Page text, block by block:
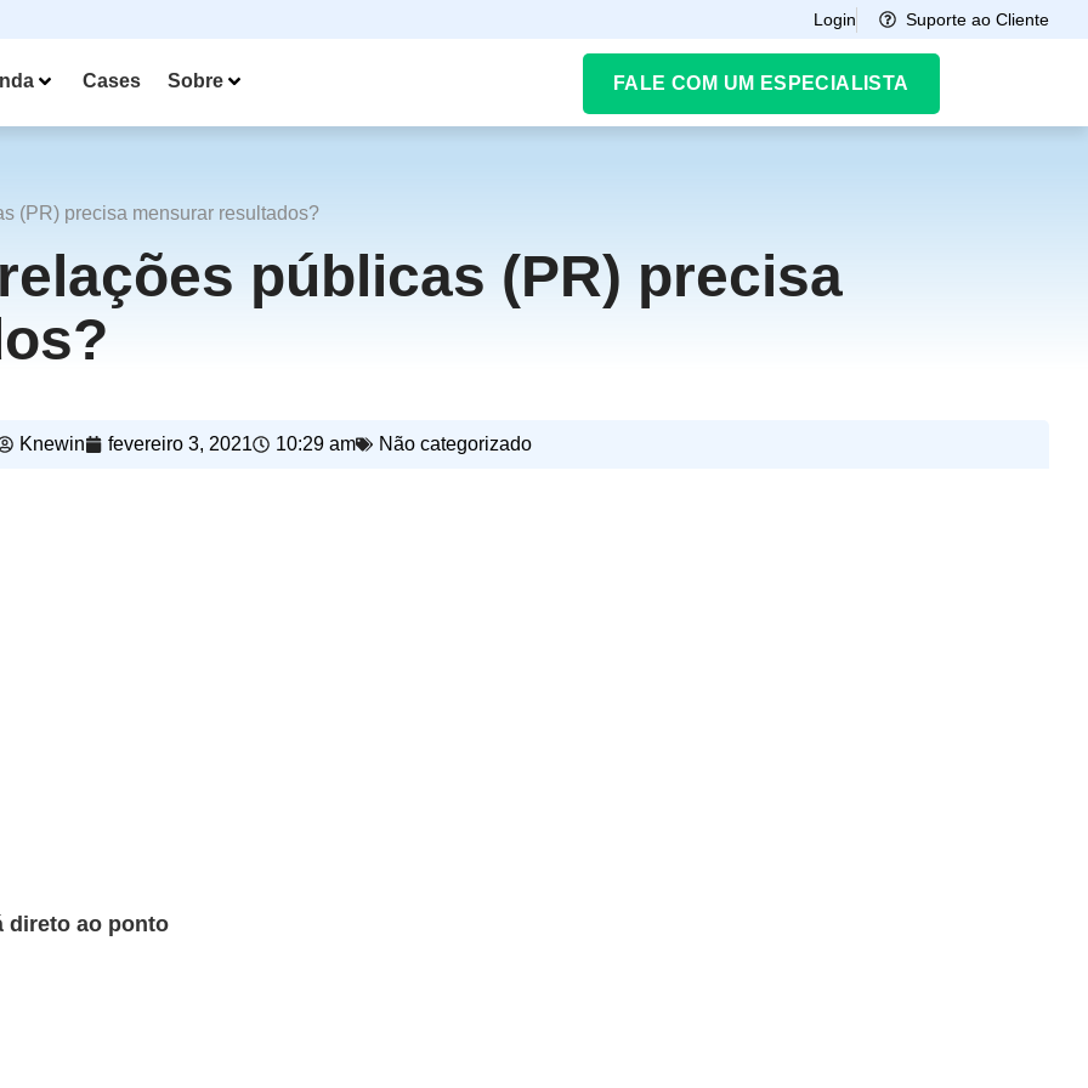
Login Suporte ao Cliente
Cases Sobre FALE COM UM ESPECIALISTA
(PR) precisa mensurar resultados?
públicas (PR) precisa
Knewin fevereiro 3, 2021 10:29 am Não categorizado
direto ao ponto